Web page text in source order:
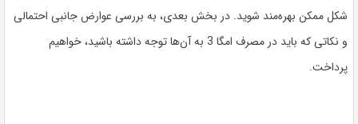
شکل ممکن بهره‌مند شوید. در بخش بعدی، به بررسی عوارض جانبی احتمالی
و نکاتی که باید در مصرف امگا 3 به آن‌ها توجه داشته باشید، خواهیم
پرداخت.